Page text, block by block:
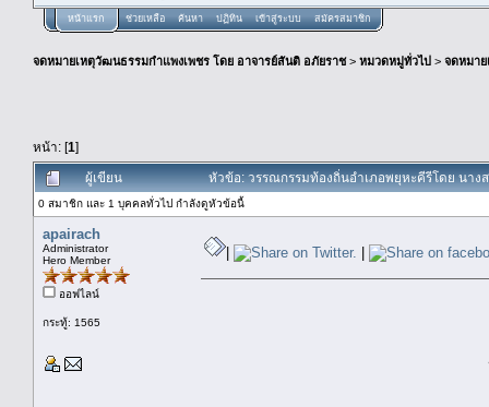
หน้าแรก ช่วยเหลือ ค้นหา ปฏิทิน เข้าสู่ระบบ สมัครสมาชิก
จดหมายเหตุวัฒนธรรมกำแพงเพชร โดย อาจารย์สันติ อภัยราช> หมวดหมู่ทั่วไป > จดหมา
หน้า: [1]
ผู้เขียน หัวข้อ: วรรณกรรมท้องถิ่นอำเภอพยุหะคีรีโดย นา
0 สมาชิก และ 1 บุคคลทั่วไป กำลังดูหัวข้อนี้
apairach
Administrator
Hero Member
ออฟไลน์
กระทู้: 1565
| |